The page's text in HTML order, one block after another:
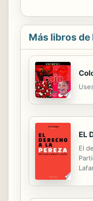
Más libros de
EL
El